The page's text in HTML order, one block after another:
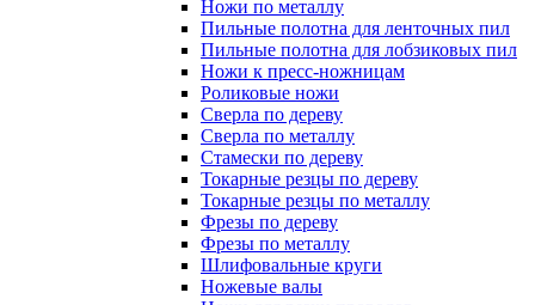
Ножи по металлу
Пильные полотна для ленточных пил
Пильные полотна для лобзиковых пил
Ножи к пресс-ножницам
Роликовые ножи
Сверла по дереву
Сверла по металлу
Стамески по дереву
Токарные резцы по дереву
Токарные резцы по металлу
Фрезы по дереву
Фрезы по металлу
Шлифовальные круги
Ножевые валы